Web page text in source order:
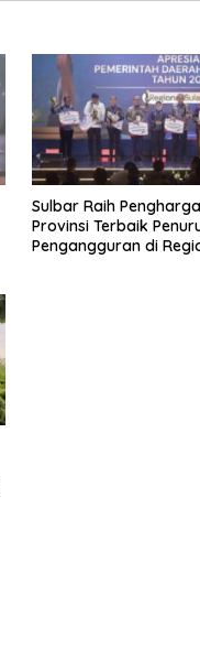
Sulbar Raih
Provinsi Terbaik
Pengangguran di